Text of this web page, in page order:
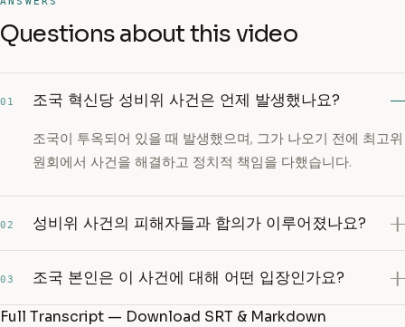
Questions about this video
01 조국 혁신당 성비위 사건은 언제 발생했나요?
조국이 투옥되어 있을 때 발생했으며, 그가 나오기 전에 최고위
원회에서 사건을 해결하고 정치적 책임을 다했습니다.
02 성비위 사건의 피해자들과 합의가 이루어졌나요?
03 조국 본인은 이 사건에 대해 어떤 입장인가요?
Full Transcript — Download SRT & Markdown